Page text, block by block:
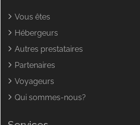
Vous êtes
Hébergeurs
Autres prestataires
Partenaires
Voyageurs
Qui sommes-nous?